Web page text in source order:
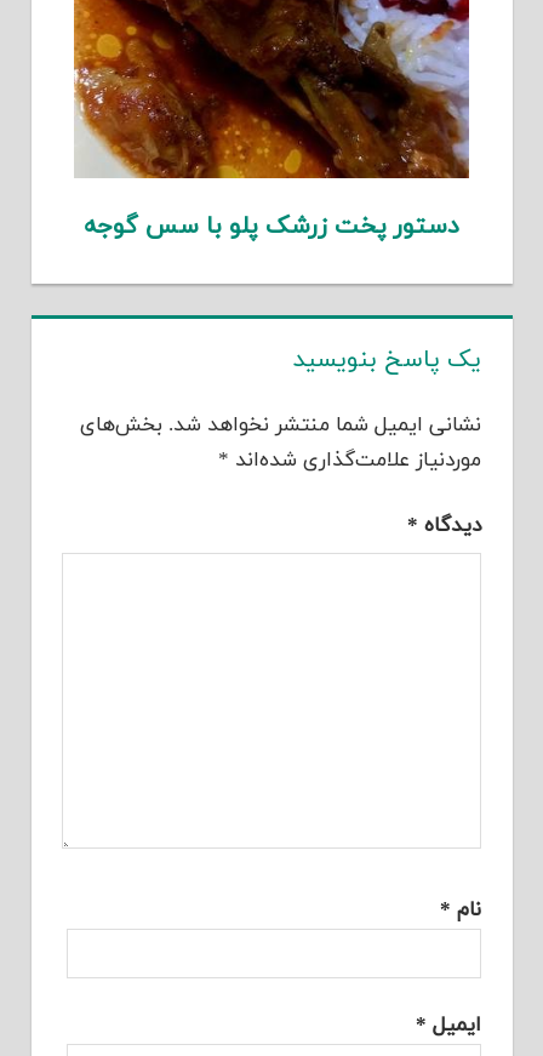
دستور پخت زرشک پلو با سس گوجه
یک پاسخ بنویسید
نشانی ایمیل شما منتشر نخواهد شد. بخش‌های
موردنیاز علامت‌گذاری شده‌اند *
دیدگاه *
نام *
ایمیل *